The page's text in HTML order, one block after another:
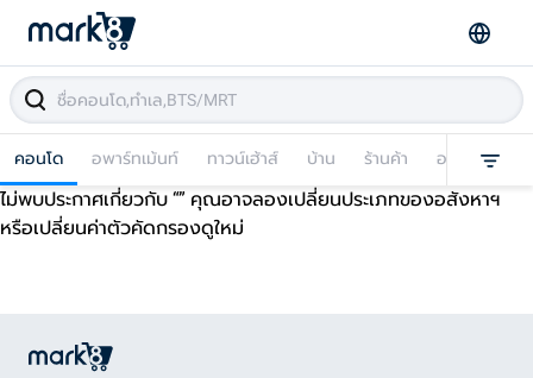
คอนโด อพาร์ทเม้นท์ ทาวน์เฮ้าส์ บ้าน ร้านค้า อาคารพาณิช
ไม่พบประกาศเกี่ยวกับ “” คุณอาจลองเปลี่ยนประเภทของอสังหาฯ
หรือเปลี่ยนค่าตัวคัดกรองดูใหม่